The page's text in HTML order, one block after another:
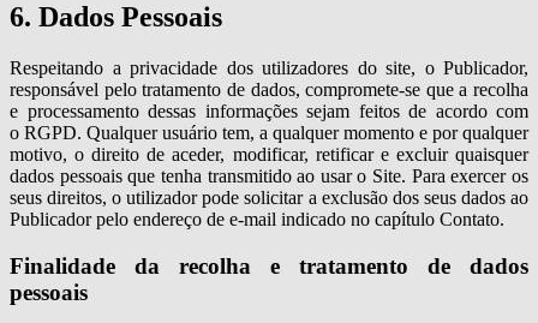
6. Dados Pessoais
Respeitando a privacidade dos utilizadores do site, o Publicador,
responsável pelo tratamento de dados, compromete-se que a recolha
e processamento dessas informações sejam feitos de acordo com
o RGPD. Qualquer usuário tem, a qualquer momento e por qualquer
motivo, o direito de aceder, modificar, retificar e excluir quaisquer
dados pessoais que tenha transmitido ao usar o Site. Para exercer os
seus direitos, o utilizador pode solicitar a exclusão dos seus dados ao
Publicador pelo endereço de e-mail indicado no capítulo Contato.
Finalidade da recolha e tratamento de dados
pessoais